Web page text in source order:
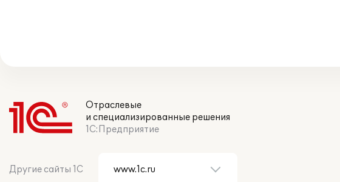
Отраслевые
и специализированные решения
1С:Предприятие
Другие сайты 1С